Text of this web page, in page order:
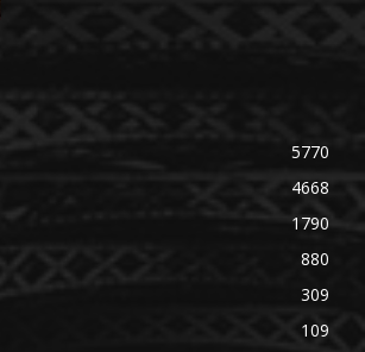
5770
4668
1790
880
309
109